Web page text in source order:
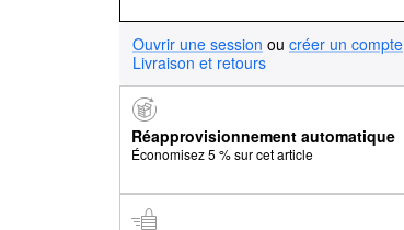
Ouvrir une session ou créer un compte
Livraison et retours
Réapprovisionnement automatique
Économisez 5 % sur cet article